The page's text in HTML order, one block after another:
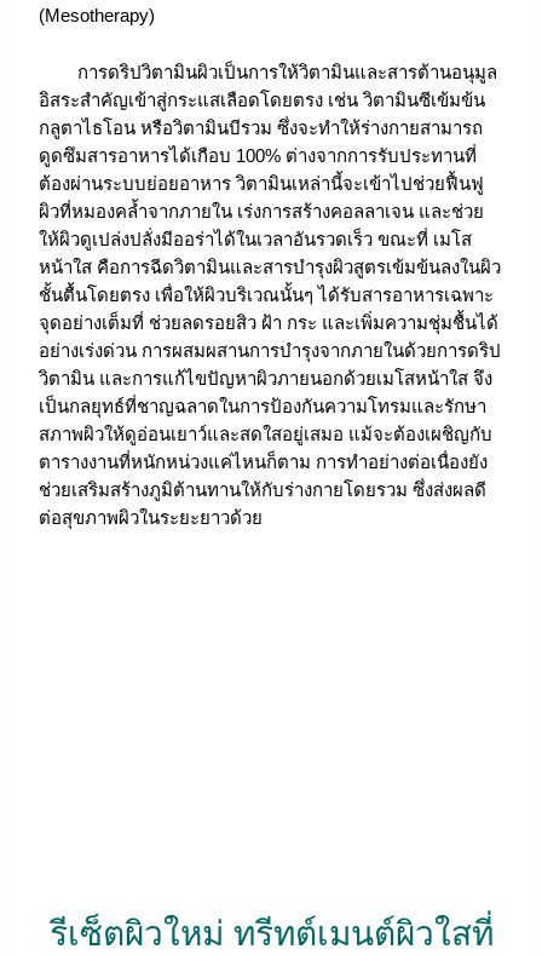
(Mesotherapy)
การดริปวิตามินผิวเป็นการให้วิตามินและสารต้านอนุมูล
อิสระสำคัญเข้าสู่กระแสเลือดโดยตรง เช่น วิตามินซีเข้มข้น
กลูตาไธโอน หรือวิตามินบีรวม ซึ่งจะทำให้ร่างกายสามารถ
ดูดซึมสารอาหารได้เกือบ 100% ต่างจากการรับประทานที่
ต้องผ่านระบบย่อยอาหาร วิตามินเหล่านี้จะเข้าไปช่วยฟื้นฟู
ผิวที่หมองคล้ำจากภายใน เร่งการสร้างคอลลาเจน และช่วย
ให้ผิวดูเปล่งปลั่งมีออร่าได้ในเวลาอันรวดเร็ว ขณะที่ เมโส
หน้าใส คือการฉีดวิตามินและสารบำรุงผิวสูตรเข้มข้นลงในผิว
ชั้นตื้นโดยตรง เพื่อให้ผิวบริเวณนั้นๆ ได้รับสารอาหารเฉพาะ
จุดอย่างเต็มที่ ช่วยลดรอยสิว ฝ้า กระ และเพิ่มความชุ่มชื้นได้
อย่างเร่งด่วน การผสมผสานการบำรุงจากภายในด้วยการดริป
วิตามิน และการแก้ไขปัญหาผิวภายนอกด้วยเมโสหน้าใส จึง
เป็นกลยุทธ์ที่ชาญฉลาดในการป้องกันความโทรมและรักษา
สภาพผิวให้ดูอ่อนเยาว์และสดใสอยู่เสมอ แม้จะต้องเผชิญกับ
ตารางงานที่หนักหน่วงแค่ไหนก็ตาม การทำอย่างต่อเนื่องยัง
ช่วยเสริมสร้างภูมิต้านทานให้กับร่างกายโดยรวม ซึ่งส่งผลดี
ต่อสุขภาพผิวในระยะยาวด้วย
รีเซ็ตผิวใหม่ ทรีทต์เมนต์ผิวใสที่